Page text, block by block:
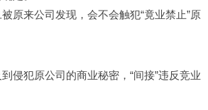
原来公司发现，会不会触犯“竟业禁止”原
侵犯原公司的商业秘密，“间接”违反竞业